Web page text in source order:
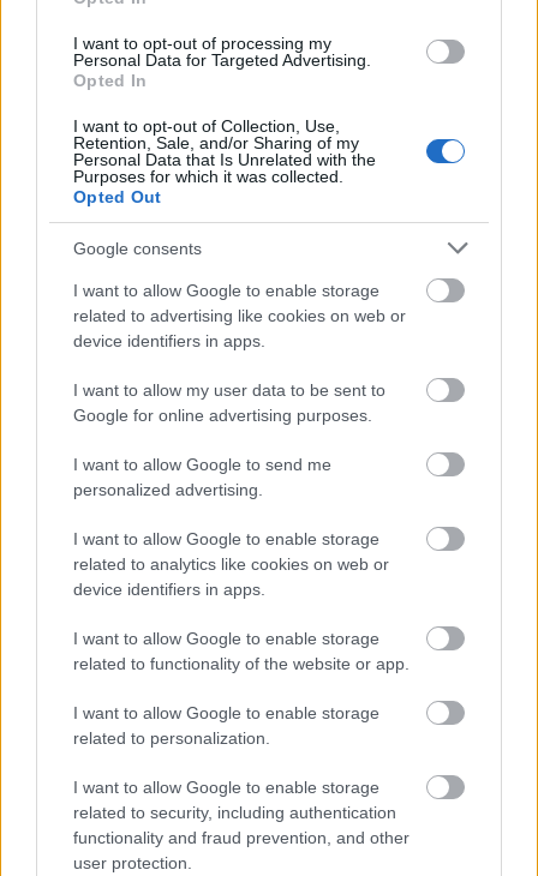
I want to opt-out of processing my
Personal Data for Targeted Advertising.
Opted In
I want to opt-out of Collection, Use,
Retention, Sale, and/or Sharing of my
Personal Data that Is Unrelated with the
Purposes for which it was collected.
Opted Out
Google consents
I want to allow Google to enable storage
related to advertising like cookies on web or
device identifiers in apps.
I want to allow my user data to be sent to
Google for online advertising purposes.
I want to allow Google to send me
personalized advertising.
I want to allow Google to enable storage
related to analytics like cookies on web or
device identifiers in apps.
I want to allow Google to enable storage
related to functionality of the website or app.
I want to allow Google to enable storage
related to personalization.
I want to allow Google to enable storage
related to security, including authentication
functionality and fraud prevention, and other
user protection.
táncolnak Hunyadi János temetésén. Ilyent utoljára
Halász Péter koreografált a Portugál apácához, ott is
alternatív. Babarczy viszont egymaga a
színészképzés, a rendezőképzés hazánkban. Egy-két
színészegyetem atyja. A pesti színészeti egyetemé,
ami működik, és a kaposvári színészeti egyetemé,
ami még nem működik, csak fizet. Babarczy okosan
elgondolta, hogy a Hunyadiakban a mai politikai
élet tükörképét megmutatja a Nemzetiben, de nem
tudta megcsinálni az előadást. Úgy fest héttől fél
tizenegyig az előadás Khell Zsoltnak túl bő
megrendezve.
A "puha és férfiatlan" V. László bábkirályt Keszég
László, a kaposvári színház rendezője adja. Időnként
kimegy a jelenetből. Visszajön Hunyadi Lászlóként:
Szakács Györgyi átöltöztette fekete
bányászünneplőbe. Amikor közös jelenete van V.
Lászlónak és Hunyadi János öregebbik fiának,
szívességből Schmied Zoltán öltözködik be magyar
királlyá Keszég helyett. Az előadást záró politikai
apoteózisban Schmied ugyancsak helyettesíti Keszég
rendezőt horvát bánként. (És áll fegyelmezett
másolatként. Ne tudja meg a rendező, mire gondol
ilyenkor Schmied: legkevésbé a magyar történelem